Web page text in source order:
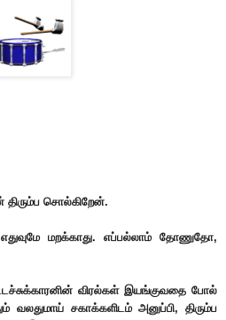
சொல்கிறேன்.
மறக்காது. எப்பல்லாம் தோணுதோ,
விரல்கள் இயங்குவதை போல்
சகாக்களிடம் அனுப்பி, திரும்ப